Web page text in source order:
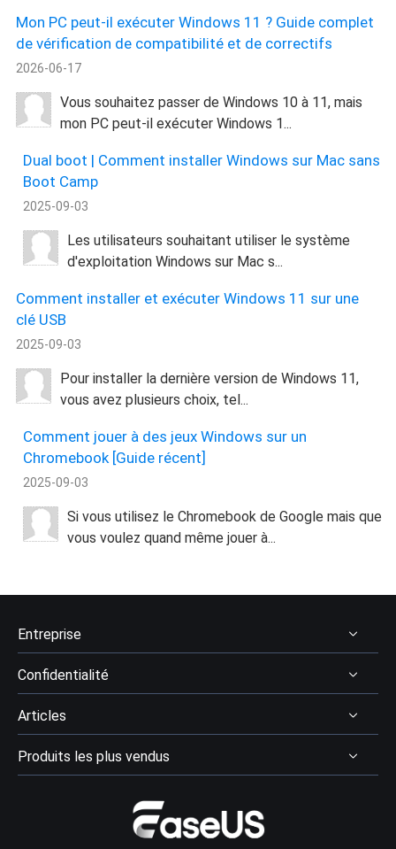
Mon PC peut-il exécuter Windows 11 ? Guide complet
de vérification de compatibilité et de correctifs
2026-06-17
Vous souhaitez passer de Windows 10 à 11, mais
mon PC peut-il exécuter Windows 1...
Dual boot | Comment installer Windows sur Mac sans
Boot Camp
2025-09-03
Les utilisateurs souhaitant utiliser le système
d'exploitation Windows sur Mac s...
Comment installer et exécuter Windows 11 sur une
clé USB
2025-09-03
Pour installer la dernière version de Windows 11,
vous avez plusieurs choix, tel...
Comment jouer à des jeux Windows sur un
Chromebook [Guide récent]
2025-09-03
Si vous utilisez le Chromebook de Google mais que
vous voulez quand même jouer à...
Entreprise
À Propos
Avis & récompenses
Contactez EaseUS
Confidentialité
Désinstaller
Politique de remboursement
Articles
Récupération des données
Avis logiciel récupération données
Gestion de partition
Produits les plus vendus
Data Recovery Wizard Pro
Data Recovery Wizard for Mac Pro